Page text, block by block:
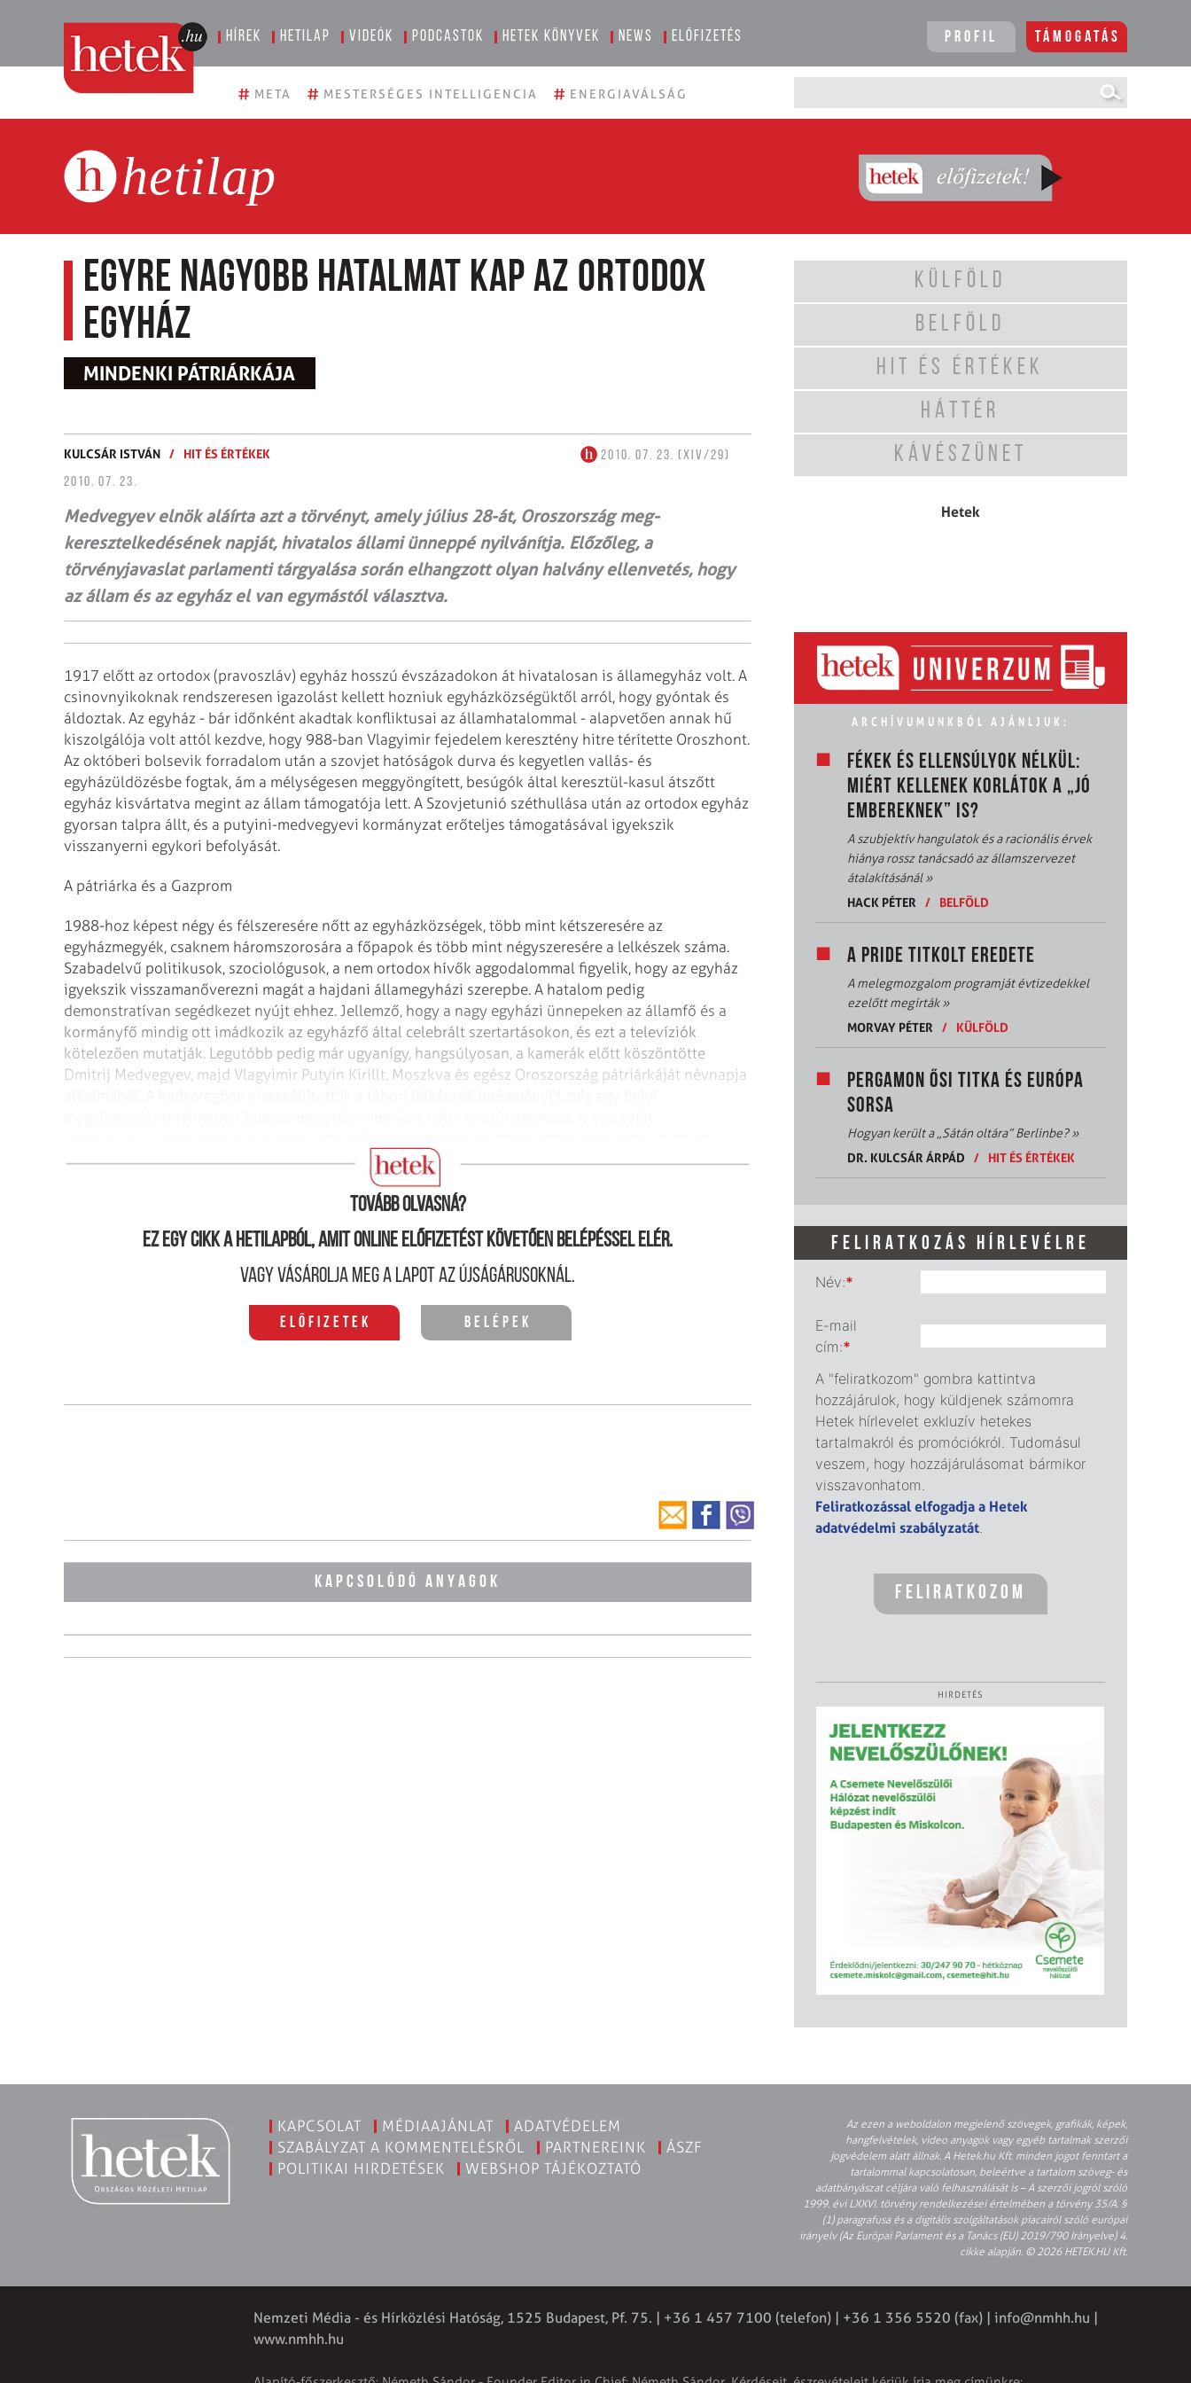
Hírek Hetilap Videók Podcastok Hetek könyvek News Előfizetés Profil Támogatás
# META # MESTERSÉGES INTELLIGENCIA # ENERGIAVÁLSÁG
hetilap
Egyre nagyobb hatalmat kap az ortodox
egyház
MINDENKI PÁTRIÁRKÁJA
KULCSÁR ISTVÁN / HIT ÉS ÉRTÉKEK
2010. 07. 23. (XIV/29)
2010. 07. 23.
Medvegyev elnök aláírta azt a törvényt, amely július 28-át, Oroszország meg­
keresztelkedésének napját, hivatalos állami ünneppé nyilvánítja. Előzőleg, a
törvényjavaslat parlamenti tárgyalása során elhangzott olyan halvány ellenvetés, hogy
az állam és az egyház el van egymástól választva.
1917 előtt az ortodox (pravoszláv) egyház hosszú évszázadokon át hivatalosan is államegyház volt. A
csinovnyikoknak rendszeresen igazolást kellett hozniuk egyházközségüktől arról, hogy gyóntak és
áldoztak. Az egyház - bár időnként akadtak konfliktusai az államhatalommal - alapvetően annak hű
kiszolgálója volt attól kezdve, hogy 988-ban Vlagyimir fejedelem keresztény hitre térítette Oroszhont.
Az októberi bolsevik forradalom után a szovjet hatóságok durva és kegyetlen vallás- és
egyházüldözésbe fogtak, ám a mélységesen meggyöngített, besúgók által keresztül-kasul átszőtt
egyház kisvártatva megint az állam támogatója lett. A Szovjetunió széthullása után az ortodox egyház
gyorsan talpra állt, és a putyini-medvegyevi kormányzat erőteljes támogatásával igyekszik
visszanyerni egykori befolyását.
A pátriárka és a Gazprom
1988-hoz képest négy és félszeresére nőtt az egyházközségek, több mint kétszeresére az
egyházmegyék, csaknem háromszorosára a főpapok és több mint négyszeresére a lelkészek száma.
Szabad­elvű politikusok, szociológusok, a nem ortodox hívők aggodalommal figyelik, hogy az egyház
igyekszik visszamanőverezni magát a hajdani államegyházi szerepbe. A hatalom pedig
demonstratívan segédkezet nyújt ehhez. Jellemző, hogy a nagy egyházi ünnepeken az államfő és a
kormányfő mindig ott imádkozik az egyházfő által celebrált szertartásokon, és ezt a televíziók
kötelezően mutatják. Legutóbb pedig már ugyanígy, hangsúlyosan, a kamerák előtt köszöntötte
Dmitrij Medvegyev, majd Vlagyimir Putyin Kirillt, Moszkva és egész Oroszország pátriárkáját névnapja
alapjai elnevezésű tantárgyat.
Tovább olvasná?
Ez egy cikk a hetilapból, amit online előfizetést követően belépéssel elér.
Vagy vásárolja meg a lapot az újságárusoknál.
Előfizetek Belépek
KAPCSOLÓDÓ ANYAGOK
KÜLFÖLD
BELFÖLD
HIT ÉS ÉRTÉKEK
HÁTTÉR
KÁVÉSZÜNET
Hetek
ARCHÍVUMUNKBÓL AJÁNLJUK:
FÉKEK ÉS ELLENSÚLYOK NÉLKÜL:
MIÉRT KELLENEK KORLÁTOK A „JÓ
EMBEREKNEK” IS?
A szubjektív hangulatok és a racionális érvek
hiánya rossz tanácsadó az államszervezet
átalakításánál»
HACK PÉTER
/ BELFÖLD
A PRIDE TITKOLT EREDETE
A melegmozgalom programját évtizedekkel
ezelőtt megírták»
MORVAY PÉTER
/ KÜLFÖLD
PERGAMON ŐSI TITKA ÉS EURÓPA
SORSA
Hogyan került a „Sátán oltára” Berlinbe?»
DR. KULCSÁR ÁRPÁD
/ HIT ÉS ÉRTÉKEK
FELIRATKOZÁS HÍRLEVÉLRE
Név:*
E-mail
cím:*
A "feliratkozom" gombra kattintva
hozzájárulok, hogy küldjenek számomra
Hetek hírlevelet exkluzív hetekes
tartalmakról és promóciókról. Tudomásul
veszem, hogy hozzájárulásomat bármikor
visszavonhatom.
Feliratkozással elfogadja a Hetek
adatvédelmi szabályzatát.
HIRDETÉS
KAPCSOLAT MÉDIAAJÁNLAT
ADATVÉDELEM
SZABÁLYZAT A KOMMENTELÉSRŐL
PARTNEREINK
ÁSZF
POLITIKAI HIRDETÉSEK
WEBSHOP TÁJÉKOZTATÓ
Az ezen a weboldalon megjelenő szövegek, grafikák, képek,
hangfelvételek, video anyagok vagy egyéb tartalmak szerzői
jogvédelem alatt állnak. A Hetek.hu Kft. minden jogot fenntart a
tartalommal kapcsolatosan, beleértve a tartalom szöveg- és
adatbányászat céljára való felhasználását is – A szerzői jogról szóló
1999. évi LXXVI. törvény rendelkezései értelmében a törvény 35/A. §
(1) paragrafusa és a digitális szolgáltatások piacairól szóló európai
irányelv (Az Európai Parlament és a Tanács (EU) 2019/790 Irányelve) 4.
cikke alapján. © 2026 HETEK.HU Kft.
Nemzeti Média - és Hírközlési Hatóság, 1525 Budapest, Pf. 75. | +36 1 457 7100 (telefon) | +36 1 356 5520 (fax) | info@nmhh.hu
www.nmhh.hu